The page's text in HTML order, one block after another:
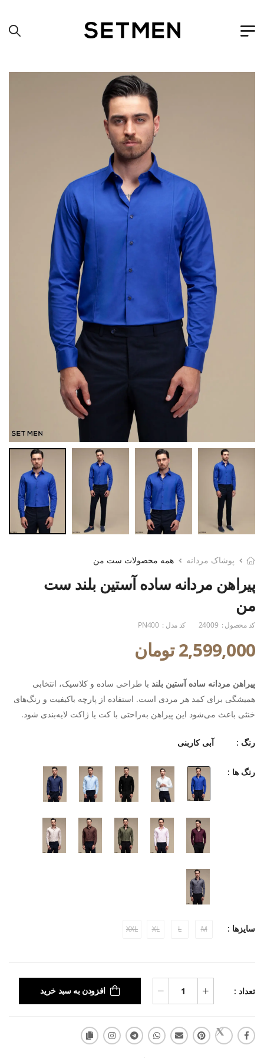
پوشاک مردانه همه محصولات ست من
پیراهن مردانه ساده آستین بلند ست
من
کد محصول : 24009 کد مدل : PN400
2,599,000 تومان
پیراهن مردانه ساده آستین بلند با طراحی ساده و کلاسیک، انتخابی
همیشگی برای کمد هر مردی است. استفاده از پارچه باکیفیت و رنگ‌های
خنثی باعث می‌شود این پیراهن به‌راحتی با کت یا ژاکت لایه‌بندی شود.
رنگ : آبی کاربنی
رنگ ها :
سایزها : M
L
XL
XXL
تعداد : افزودن به سبد خرید